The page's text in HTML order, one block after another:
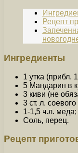
Рецепт
Ингредиенты
1 утка (прибл.
5 Мандарин в
3 киви (не
3 ст. л. соевого
1-1,5 ч.л. меда;
Соль, перец.
Рецепт